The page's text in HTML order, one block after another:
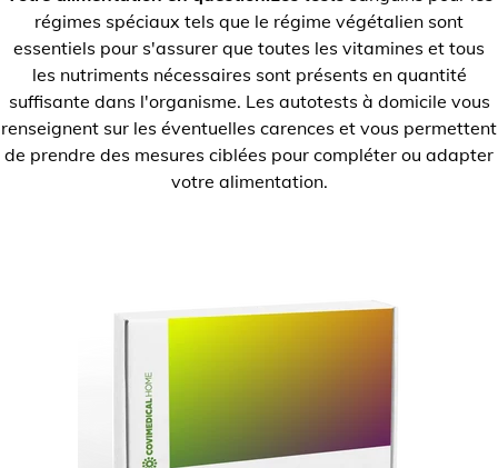
régimes spéciaux tels que le régime végétalien sont
essentiels pour s'assurer que toutes les vitamines et tous
les nutriments nécessaires sont présents en quantité
suffisante dans l'organisme. Les autotests à domicile vous
renseignent sur les éventuelles carences et vous permettent
de prendre des mesures ciblées pour compléter ou adapter
votre alimentation.